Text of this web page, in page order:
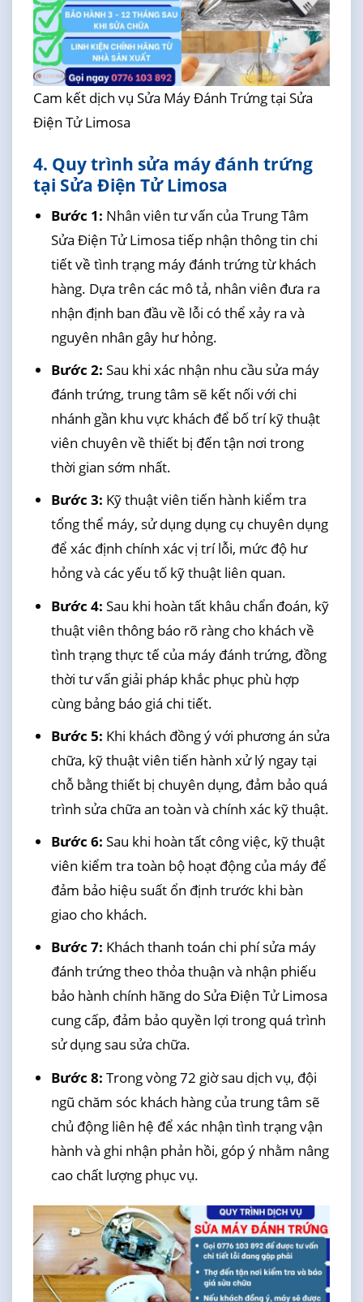
Cam kết dịch vụ Sửa Máy Đánh Trứng tại Sửa
Điện Tử Limosa
4. Quy trình sửa máy đánh trứng
tại Sửa Điện Tử Limosa
Bước 1: Nhân viên tư vấn của Trung Tâm
Sửa Điện Tử Limosa tiếp nhận thông tin chi
tiết về tình trạng máy đánh trứng từ khách
hàng. Dựa trên các mô tả, nhân viên đưa ra
nhận định ban đầu về lỗi có thể xảy ra và
nguyên nhân gây hư hỏng.
Bước 2: Sau khi xác nhận nhu cầu sửa máy
đánh trứng, trung tâm sẽ kết nối với chi
nhánh gần khu vực khách để bố trí kỹ thuật
viên chuyên về thiết bị đến tận nơi trong
thời gian sớm nhất.
Bước 3: Kỹ thuật viên tiến hành kiểm tra
tổng thể máy, sử dụng dụng cụ chuyên dụng
để xác định chính xác vị trí lỗi, mức độ hư
hỏng và các yếu tố kỹ thuật liên quan.
Bước 4: Sau khi hoàn tất khâu chẩn đoán, kỹ
thuật viên thông báo rõ ràng cho khách về
tình trạng thực tế của máy đánh trứng, đồng
thời tư vấn giải pháp khắc phục phù hợp
cùng bảng báo giá chi tiết.
Bước 5: Khi khách đồng ý với phương án sửa
chữa, kỹ thuật viên tiến hành xử lý ngay tại
chỗ bằng thiết bị chuyên dụng, đảm bảo quá
trình sửa chữa an toàn và chính xác kỹ thuật.
Bước 6: Sau khi hoàn tất công việc, kỹ thuật
viên kiểm tra toàn bộ hoạt động của máy để
đảm bảo hiệu suất ổn định trước khi bàn
giao cho khách.
Bước 7: Khách thanh toán chi phí sửa máy
đánh trứng theo thỏa thuận và nhận phiếu
bảo hành chính hãng do Sửa Điện Tử Limosa
cung cấp, đảm bảo quyền lợi trong quá trình
sử dụng sau sửa chữa.
Bước 8: Trong vòng 72 giờ sau dịch vụ, đội
ngũ chăm sóc khách hàng của trung tâm sẽ
chủ động liên hệ để xác nhận tình trạng vận
hành và ghi nhận phản hồi, góp ý nhằm nâng
cao chất lượng phục vụ.